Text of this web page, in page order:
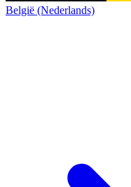
België (Nederlands)